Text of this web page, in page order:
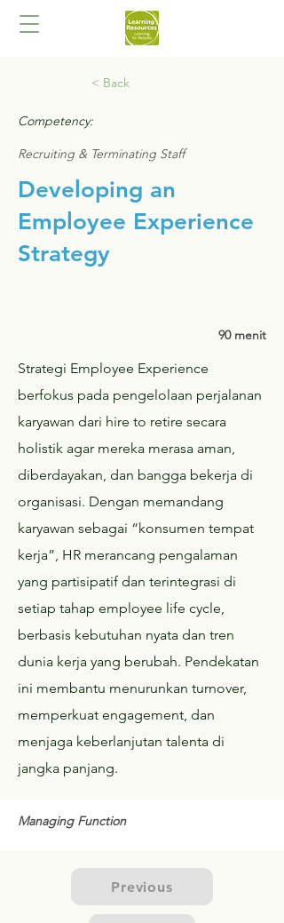
< Back
Competency:
Recruiting & Terminating Staff
Developing an
Employee Experience
Strategy​
90 menit
Strategi Employee Experience
berfokus pada pengelolaan perjalanan
karyawan dari hire to retire secara
holistik agar mereka merasa aman,
diberdayakan, dan bangga bekerja di
organisasi. Dengan memandang
karyawan sebagai “konsumen tempat
kerja”, HR merancang pengalaman
yang partisipatif dan terintegrasi di
setiap tahap employee life cycle,
berbasis kebutuhan nyata dan tren
dunia kerja yang berubah. Pendekatan
ini membantu menurunkan turnover,
memperkuat engagement, dan
menjaga keberlanjutan talenta di
jangka panjang.
Managing Function
Previous